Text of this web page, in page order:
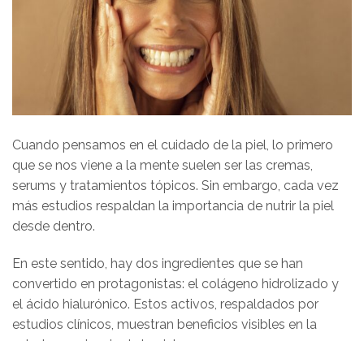
Cuando pensamos en el cuidado de la piel, lo primero
que se nos viene a la mente suelen ser las cremas,
serums y tratamientos tópicos. Sin embargo, cada vez
más estudios respaldan la importancia de nutrir la piel
desde dentro.
En este sentido, hay dos ingredientes que se han
convertido en protagonistas: el colágeno hidrolizado y
el ácido hialurónico. Estos activos, respaldados por
estudios clínicos, muestran beneficios visibles en la